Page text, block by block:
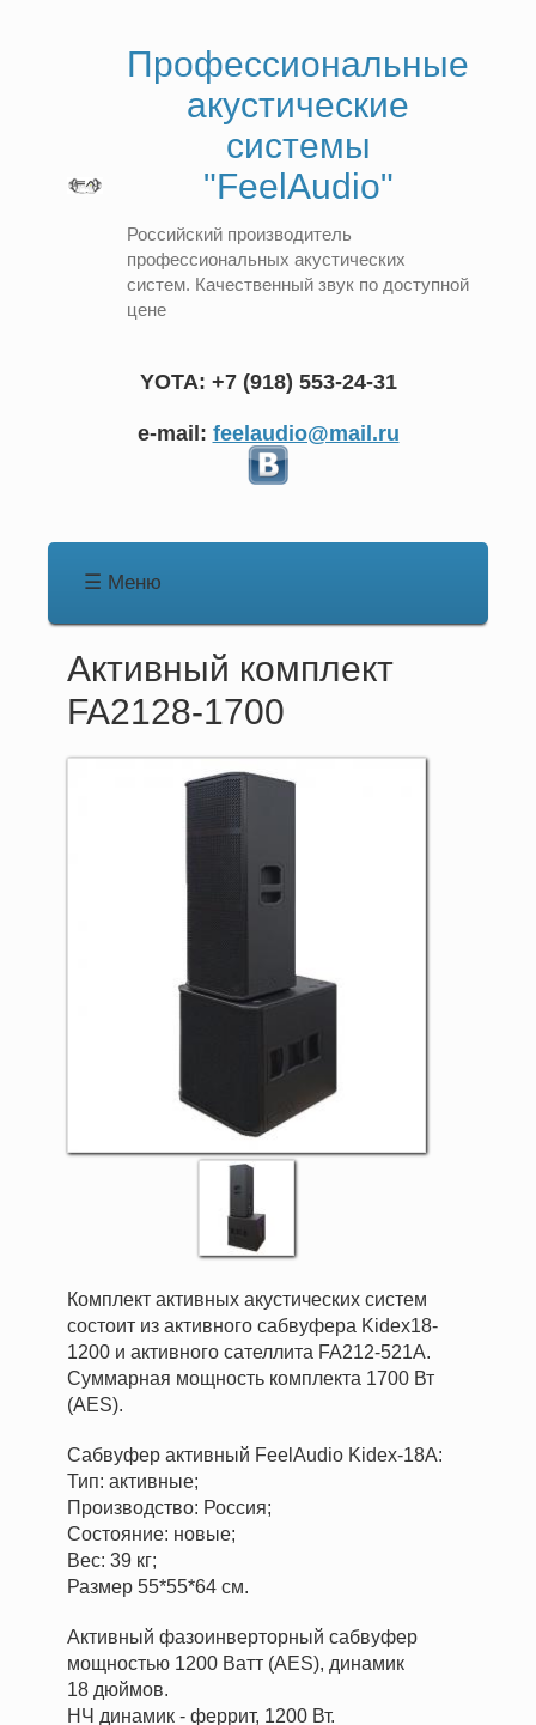
Профессиональные
акустические
системы
"FeelAudio"
Российский производитель
профессиональных акустических
систем. Качественный звук по доступной
цене
YOTA: +7 (918) 553-24-31
e-mail: feelaudio@mail.ru
Основная
☰ Меню
Активный комплект
FA2128-1700
Комплект активных акустических систем
состоит из активного сабвуфера Kidex18-
1200 и активного сателлита FA212-521A.
Суммарная мощность комплекта 1700 Вт
(AES).
Сабвуфер активный FeelAudio Kidex-18А:
Тип: активные;
Производство: Россия;
Состояние: новые;
Вес: 39 кг;
Размер 55*55*64 см.
Активный фазоинверторный сабвуфер
мощностью 1200 Ватт (AES), динамик
18 дюймов.
НЧ динамик - феррит, 1200 Вт.